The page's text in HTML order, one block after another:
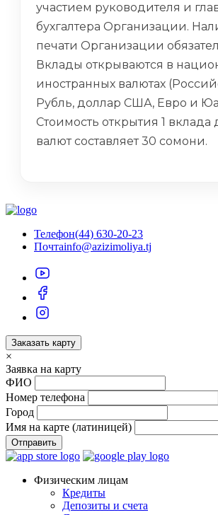
участием руководителя и
бухгалтера Организации.
печати Организации
Вклады открываются в
иностранных валютах
Рубль, доллар США, Евро и
Стоимость открытия 1 вклада
валют составляет 30 сомони.
Телефон(44) 630-20-23
Почтаinfo@azizimoliya.tj
Заказать карту
×
Заявка на карту
ФИО
Номер телефона
Город
Имя на карте (латиницей)
Отправить
Физическим лицам
Кредиты
Депозиты и счета